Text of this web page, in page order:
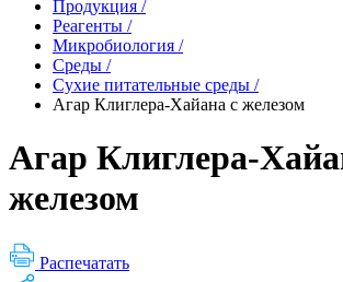
Продукция /
Реагенты /
Микробиология /
Среды /
Сухие питательные среды /
Агар Клиглера-Хайана с железом
Агар Клиглера-
железом
Распечатать